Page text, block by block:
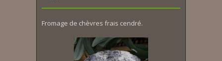
Fromage de chèvres frais cendré.